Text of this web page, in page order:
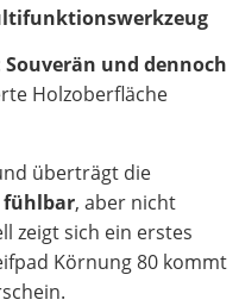
Souverän und dennoch
Holzoberfläche
überträgt die
fühlbar, aber nicht
zeigt sich ein erstes
Körnung 80 kommt